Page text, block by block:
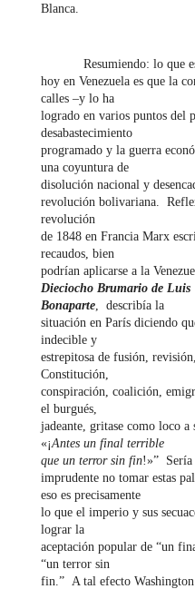
Blanca.
Resumiendo: lo que
hoy en Venezuela es que la
calles –y lo ha
logrado en varios puntos del
desabastecimiento
programado y la guerra
una coyuntura de
disolución nacional y
revolución bolivariana.
revolución
de 1848 en Francia Marx
recaudos, bien
podrían aplicarse a la
Dieciocho Brumario de Luis
Bonaparte, describía la
situación en París diciendo
indecible y
estrepitosa de fusión,
Constitución,
conspiración, coalición,
el burgués,
jadeante, gritase como loco
«¡Antes un final terrible
que un terror sin fin!»” Sería
imprudente no tomar estas
eso es precisamente
lo que el imperio y sus
lograr la
aceptación popular de “un
“un terror sin
fin.” A tal efecto